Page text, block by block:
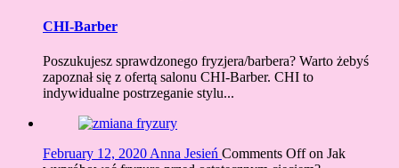
CHI-Barber
Poszukujesz sprawdzonego fryzjera/barbera? Warto żebyś
zapoznał się z ofertą salonu CHI-Barber. CHI to
indywidualne postrzeganie stylu...
February 12, 2020Anna Jesień Comments Offon Jak